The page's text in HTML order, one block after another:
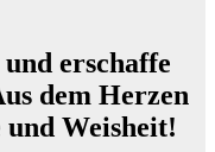
erschaffe
dem Herzen
Weisheit!